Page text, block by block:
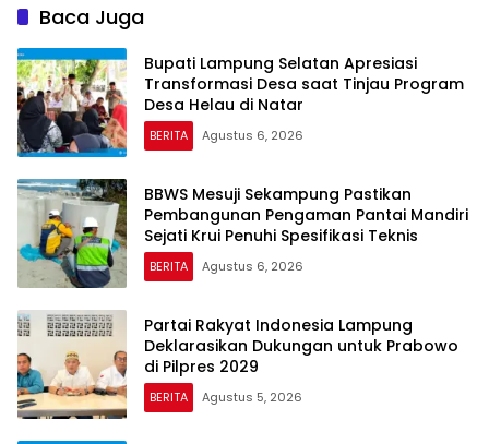
Baca Juga
Bupati Lampung Selatan Apresiasi
Transformasi Desa saat Tinjau Program
Desa Helau di Natar
BERITA Agustus 6, 2026
BBWS Mesuji Sekampung Pastikan
Pembangunan Pengaman Pantai Mandiri
Sejati Krui Penuhi Spesifikasi Teknis
BERITA Agustus 6, 2026
Partai Rakyat Indonesia Lampung
Deklarasikan Dukungan untuk Prabowo
di Pilpres 2029
BERITA Agustus 5, 2026